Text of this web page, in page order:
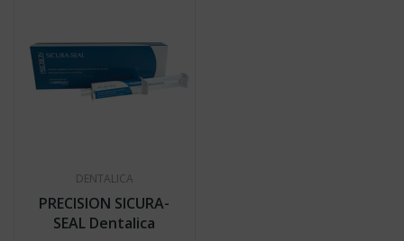
DENTALICA
PRECISION SICURA-
SEAL Dentalica